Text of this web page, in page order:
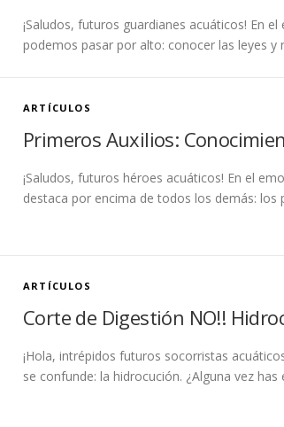
¡Saludos, futuros guardianes acuáticos! En
podemos pasar por alto: conocer las leyes
ARTÍCULOS
Primeros Auxilios:
¡Saludos, futuros héroes acuáticos! En el
destaca por encima de todos los demás:
ARTÍCULOS
Corte de Digestión NO!!
¡Hola, intrépidos futuros socorristas
se confunde: la hidrocución. ¿Alguna vez